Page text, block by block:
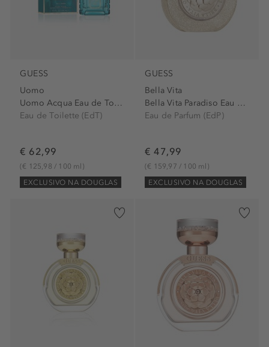
GUESS
Uomo
Uomo Acqua Eau de Toilette...
Eau de Toilette (EdT)
€ 62,99
(€ 125,98 / 100 ml)
EXCLUSIVO NA DOUGLAS
GUESS
Bella Vita
Bella Vita Paradiso Eau de...
Eau de Parfum (EdP)
€ 47,99
(€ 159,97 / 100 ml)
EXCLUSIVO NA DOUGLAS